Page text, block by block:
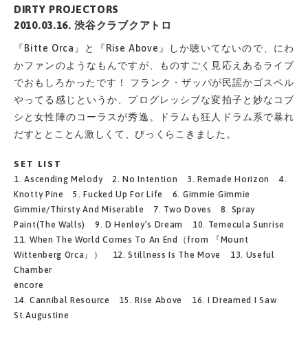
DIRTY PROJECTORS
2010.03.16. 渋谷クラブクアトロ
『Bitte Orca』と『Rise Above』しか聴いてないので、にわ
かファンのようなもんですが、ものすごく見応えあるライブ
でおもしろかったです！ フランク・ザッパが民謡かゴスペル
やってる感じというか、プログレッシブな変拍子と妙なコブ
シと女性陣のコーラスが秀逸。ドラムも狂人ドラム系で暴れ
だすととことん激しくて、びっくらこきました。
SET LIST
1. Ascending Melody 2. No Intention 3. Remade Horizon 4.
Knotty Pine 5. Fucked Up For Life 6. Gimmie Gimmie
Gimmie/Thirsty And Miserable 7. Two Doves 8. Spray
Paint(The Walls) 9. D Henley’s Dream 10. Temecula Sunrise
11. When The World Comes To An End（from 『Mount
Wittenberg Orca』） 12. Stillness Is The Move 13. Useful
Chamber
encore
14. Cannibal Resource 15. Rise Above 16. I Dreamed I Saw
St.Augustine